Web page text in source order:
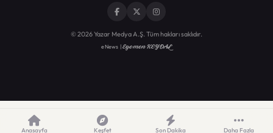
© 2026 Yazar Medya A.Ş. Tüm hakları saklıdır.
eNews |Egemen KEYDAL
Anasayfa Keşfet Son Dakika Daha Fazla